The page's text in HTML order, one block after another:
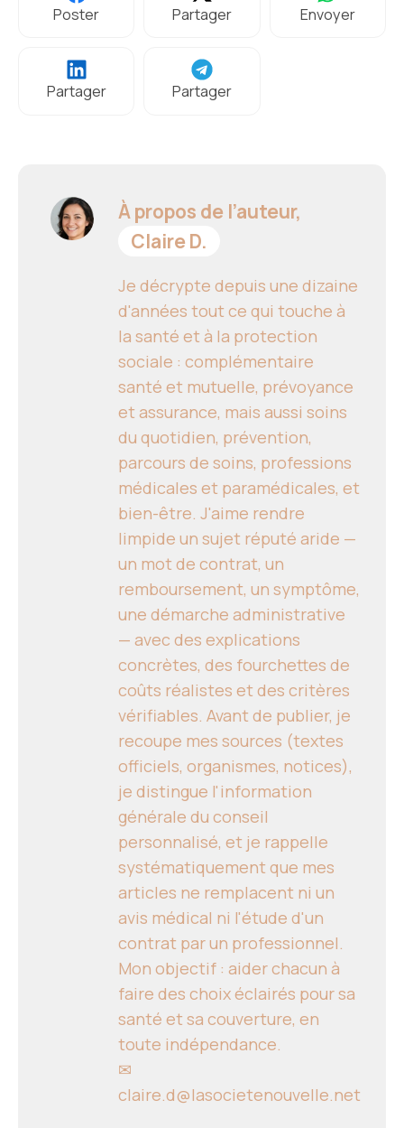
Poster Partager Envoyer
Partager Partager
À propos de l’auteur,
Claire D.
Je décrypte depuis une dizaine
d'années tout ce qui touche à
la santé et à la protection
sociale : complémentaire
santé et mutuelle, prévoyance
et assurance, mais aussi soins
du quotidien, prévention,
parcours de soins, professions
médicales et paramédicales, et
bien-être. J'aime rendre
limpide un sujet réputé aride —
un mot de contrat, un
remboursement, un symptôme,
une démarche administrative
— avec des explications
concrètes, des fourchettes de
coûts réalistes et des critères
vérifiables. Avant de publier, je
recoupe mes sources (textes
officiels, organismes, notices),
je distingue l'information
générale du conseil
personnalisé, et je rappelle
systématiquement que mes
articles ne remplacent ni un
avis médical ni l'étude d'un
contrat par un professionnel.
Mon objectif : aider chacun à
faire des choix éclairés pour sa
santé et sa couverture, en
toute indépendance.
✉
claire.d@lasocietenouvelle.net